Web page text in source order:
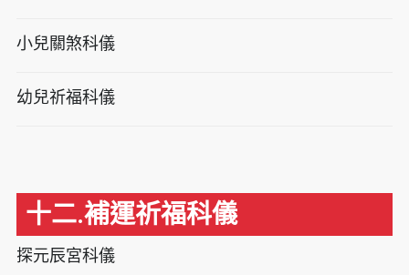
小兒關煞科儀
幼兒祈福科儀
十二.補運祈福科儀
探元辰宮科儀